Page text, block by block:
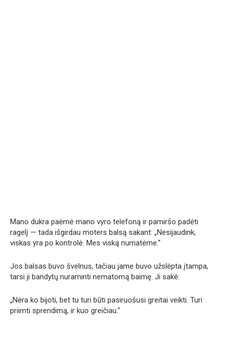
Mano dukra paėmė mano vyro telefoną ir pamiršo padėti
ragelį — tada išgirdau moters balsą sakant: „Nesijaudink,
viskas yra po kontrolė. Mes viską numatėme.“
Jos balsas buvo švelnus, tačiau jame buvo užslėpta įtampa,
tarsi ji bandytų nuraminti nematomą baimę. Ji sakė:
„Nėra ko bijoti, bet tu turi būti pasiruošusi greitai veikti. Turi
priimti sprendimą, ir kuo greičiau.“